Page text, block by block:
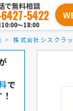
で無料相談
5422
10:00〜18:00
株式会社シスクラ
で